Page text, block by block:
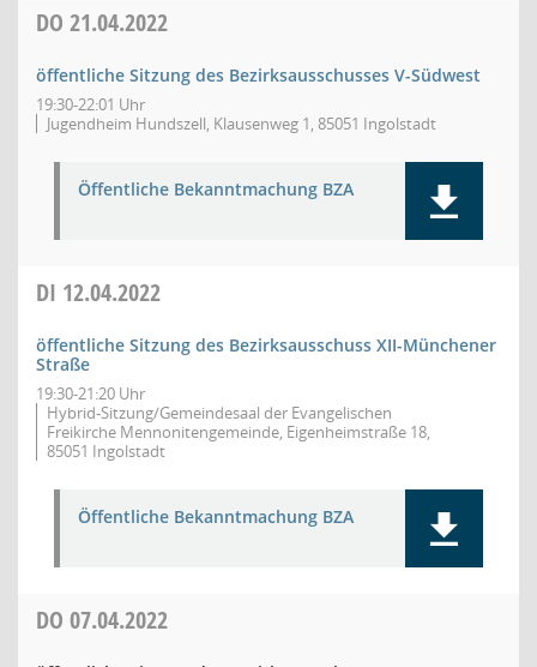
DO 21.04.2022
öffentliche Sitzung des Bezirksausschusses V-Südwest
19:30-22:01 Uhr
Jugendheim Hundszell, Klausenweg 1, 85051 Ingolstadt
Öffentliche Bekanntmachung BZA
DI 12.04.2022
öffentliche Sitzung des Bezirksausschuss XII-Münchener
Straße
19:30-21:20 Uhr
Hybrid-Sitzung/Gemeindesaal der Evangelischen
Freikirche Mennonitengemeinde, Eigenheimstraße 18,
85051 Ingolstadt
Öffentliche Bekanntmachung BZA
DO 07.04.2022